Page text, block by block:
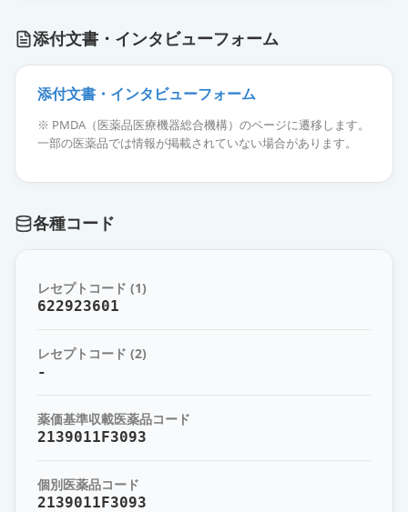
カ」
薬価 269.60 円
ロ」
薬価 269.60 円
通常出荷
薬価 269.60 円
イ」
薬価 269.60 円
トルバプタンOD錠7.5mg「DSEP」
サムスカOD錠7.5mg
トルバプタンOD錠3.75mg「TE」
添付文書・インタビューフォーム
添付文書・インタビューフォーム
※ PMDA（医薬品医療機器総合機構）のページに遷移します。
一部の医薬品では情報が掲載されていない場合があります。
各種コード
レセプトコード (1)
622923601
レセプトコード (2)
-
薬価基準収載医薬品コード
2139011F3093
個別医薬品コード
2139011F3093